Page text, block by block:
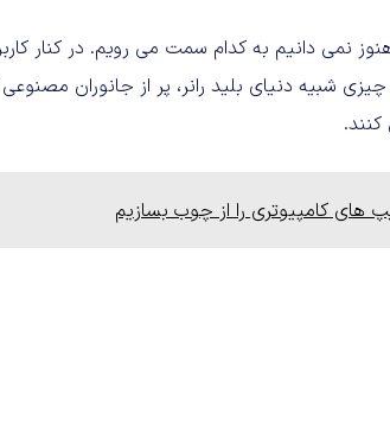
نمی دانیم به کدام سمت می رویم. در کنار
شبیه دنیای بلید رانر، پر از جانوران
های کامپیوتری را از چوب بسازیم